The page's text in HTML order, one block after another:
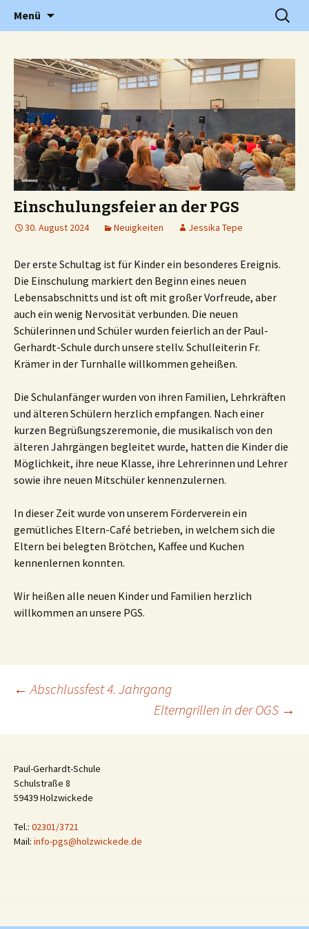
PGS
Grundschule in Holzwickede Hengsen
Menü
Suchen
nach:
Einschulungsfeier an der PGS
30. August 2024 Neuigkeiten Jessika Tepe
Der erste Schultag ist für Kinder ein besonderes Ereignis.
Die Einschulung markiert den Beginn eines neuen
Lebensabschnitts und ist oft mit großer Vorfreude, aber
auch ein wenig Nervosität verbunden. Die neuen
Schülerinnen und Schüler wurden feierlich an der Paul-
Gerhardt-Schule durch unsere stellv. Schulleiterin Fr.
Krämer in der Turnhalle willkommen geheißen.
Die Schulanfänger wurden von ihren Familien, Lehrkräften
und älteren Schülern herzlich empfangen. Nach einer
kurzen Begrüßungszeremonie, die musikalisch von den
älteren Jahrgängen begleitet wurde, hatten die Kinder die
Möglichkeit, ihre neue Klasse, ihre Lehrerinnen und Lehrer
sowie ihre neuen Mitschüler kennenzulernen.
In dieser Zeit wurde von unserem Förderverein ein
gemütliches Eltern-Café betrieben, in welchem sich die
Eltern bei belegten Brötchen, Kaffee und Kuchen
kennenlernen konnten.
Wir heißen alle neuen Kinder und Familien herzlich
willkommen an unsere PGS.
Beitragsnavigation
← Abschlussfest 4. Jahrgang
Elterngrillen in der OGS →
Paul-Gerhardt-Schule
Schulstraße 8
59439 Holzwickede
Tel.: 02301/3721
Mail: info-pgs@holzwickede.de